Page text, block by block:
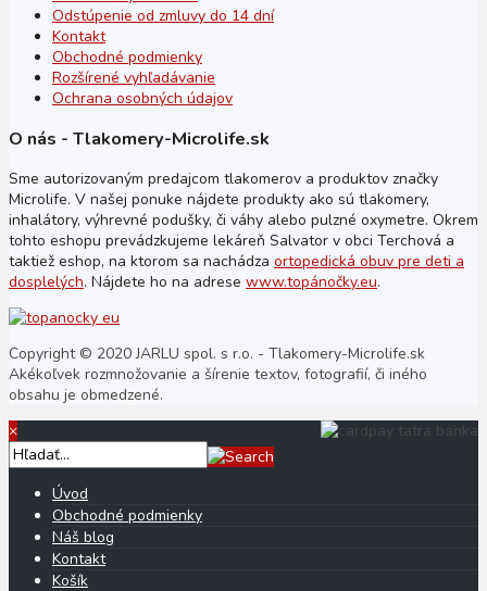
Odstúpenie od zmluvy do 14 dní
Kontakt
Obchodné podmienky
Rozšírené vyhľadávanie
Ochrana osobných údajov
O nás - Tlakomery-Microlife.sk
Sme autorizovaným predajcom tlakomerov a produktov značky
Microlife. V našej ponuke nájdete produkty ako sú tlakomery,
inhalátory, výhrevné podušky, či váhy alebo pulzné oxymetre. Okrem
tohto eshopu prevádzkujeme lekáreň Salvator v obci Terchová a
taktiež eshop, na ktorom sa nachádza ortopedická obuv pre deti a
dosplelých. Nájdete ho na adrese www.topánočky.eu.
Copyright © 2020 JARLU spol. s r.o. - Tlakomery-Microlife.sk
Akékoľvek rozmnožovanie a šírenie textov, fotografií, či iného
obsahu je obmedzené.
×
Úvod
Obchodné podmienky
Náš blog
Kontakt
Košík